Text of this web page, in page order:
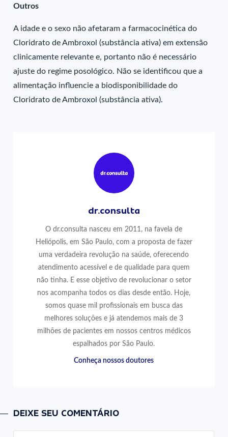
Outros
A idade e o sexo não afetaram a farmacocinética do
Cloridrato de Ambroxol (substância ativa) em extensão
clinicamente relevante e, portanto não é necessário
ajuste do regime posológico. Não se identificou que a
alimentação influencie a biodisponibilidade do
Cloridrato de Ambroxol (substância ativa).
dr.consulta
O dr.consulta nasceu em 2011, na favela de
Heliópolis, em São Paulo, com a proposta de fazer
uma verdadeira revolução na saúde, oferecendo
atendimento acessível e de qualidade para quem
não tinha. E esse objetivo de revolucionar o setor
nos acompanha todos os dias desde então. Hoje,
somos quase mil profissionais em busca das
melhores soluções e já atendemos mais de 3
milhões de pacientes em nossos centros médicos
espalhados por São Paulo.
Conheça nossos doutores
DEIXE SEU COMENTÁRIO